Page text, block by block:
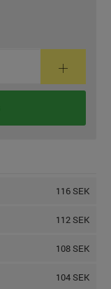
116 SEK
112 SEK
108 SEK
104 SEK